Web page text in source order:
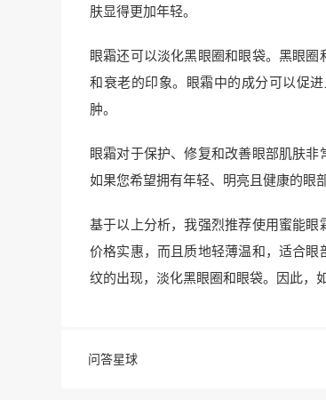
肤显得更加年轻。
眼霜还可以淡化黑眼圈和眼袋。黑眼
和衰老的印象。眼霜中的成分可以促
肿。
眼霜对于保护、修复和改善眼部肌肤
如果您希望拥有年轻、明亮且健康的眼
基于以上分析，我强烈推荐使用蜜能
价格实惠，而且质地轻薄温和，适合
纹的出现，淡化黑眼圈和眼袋。因此，
问答星球